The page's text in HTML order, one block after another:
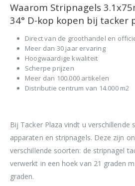
Waarom Stripnagels
34° D-kop kopen bij tacker
Direct van de groothandel en
Meer dan 30 jaar ervaring
Hoogwaardige kwaliteit
Scherpe prijzen
Meer dan 100.000 artikelen
Distributie centrum van 14.000 m2
Bij Tacker Plaza vindt u verschillende
apparaten en stripnagels. Deze zijn
verschillende soorten: de stripnagel
verwerkt in een hoek van 21 graden
graden.